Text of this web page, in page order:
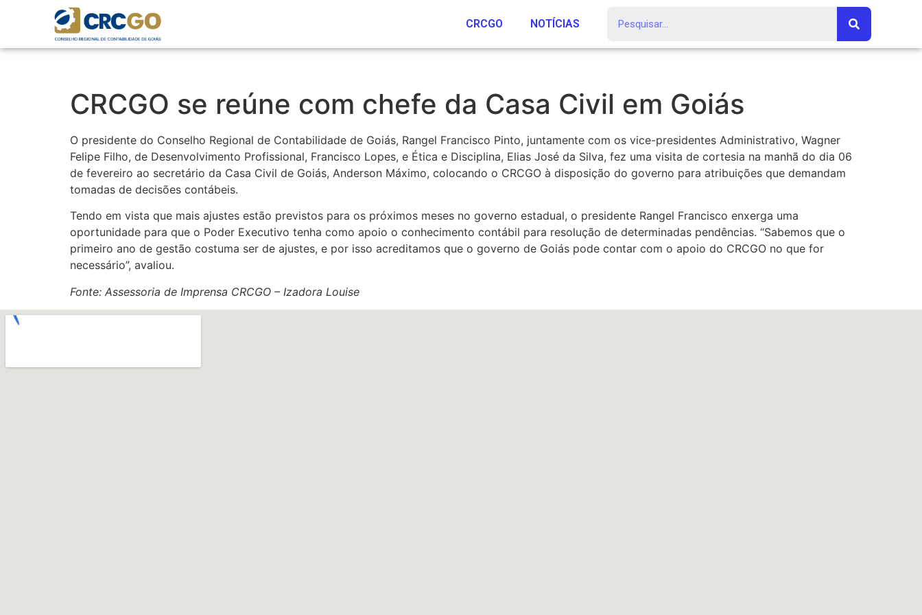
CRCGO NOTÍCIAS
CRCGO se reúne com chefe da Casa Civil em Goiás
O presidente do Conselho Regional de Contabilidade de Goiás, Rangel Francisco Pinto, juntamente com os vice-presidentes Administrativo, Wagner
Felipe Filho, de Desenvolvimento Profissional, Francisco Lopes, e Ética e Disciplina, Elias José da Silva, fez uma visita de cortesia na manhã do dia 06
de fevereiro ao secretário da Casa Civil de Goiás, Anderson Máximo, colocando o CRCGO à disposição do governo para atribuições que demandam
tomadas de decisões contábeis.
Tendo em vista que mais ajustes estão previstos para os próximos meses no governo estadual, o presidente Rangel Francisco enxerga uma
oportunidade para que o Poder Executivo tenha como apoio o conhecimento contábil para resolução de determinadas pendências. “Sabemos que o
primeiro ano de gestão costuma ser de ajustes, e por isso acreditamos que o governo de Goiás pode contar com o apoio do CRCGO no que for
necessário”, avaliou.
Fonte: Assessoria de Imprensa CRCGO – Izadora Louise